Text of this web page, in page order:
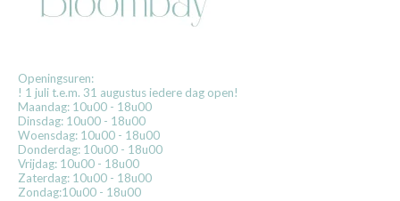
Openingsuren:
! 1 juli t.e.m. 31 augustus iedere dag open!
Maandag: 10u00 - 18u00
Dinsdag: 10u00 - 18u00
Woensdag: 10u00 - 18u00
Donderdag: 10u00 - 18u00
Vrijdag: 10u00 - 18u00
Zaterdag: 10u00 - 18u00
Zondag:10u00 - 18u00